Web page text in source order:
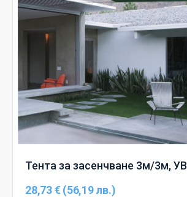
Тента за засенчване 3м/3м, УВ
28,73 € (56,19 лв.)